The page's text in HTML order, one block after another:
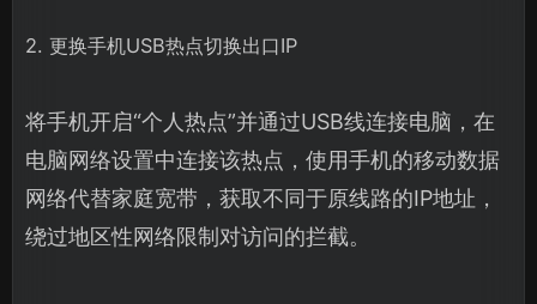
2. 更换手机USB热点切换出口IP
将手机开启“个人热点”并通过USB线连接电脑，在
电脑网络设置中连接该热点，使用手机的移动数据
网络代替家庭宽带，获取不同于原线路的IP地址，
绕过地区性网络限制对访问的拦截。